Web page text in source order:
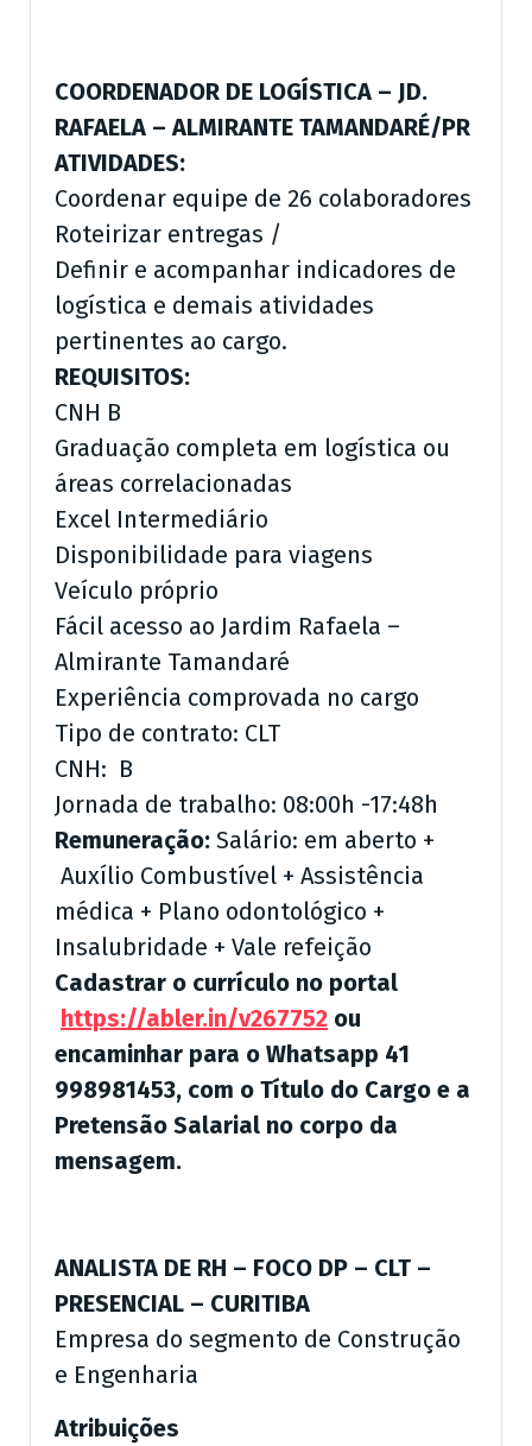
COORDENADOR DE LOGÍSTICA – JD.
RAFAELA – ALMIRANTE TAMANDARÉ/PR
ATIVIDADES:
Coordenar equipe de 26 colaboradores
Roteirizar entregas /
Definir e acompanhar indicadores de
logística e demais atividades
pertinentes ao cargo.
REQUISITOS:
CNH B
Graduação completa em logística ou
áreas correlacionadas
Excel Intermediário
Disponibilidade para viagens
Veículo próprio
Fácil acesso ao Jardim Rafaela –
Almirante Tamandaré
Experiência comprovada no cargo
Tipo de contrato: CLT
CNH: B
Jornada de trabalho: 08:00h -17:48h
Remuneração: Salário: em aberto +
Auxílio Combustível + Assistência
médica + Plano odontológico +
Insalubridade + Vale refeição
Cadastrar o currículo no portal
https://abler.in/v267752 ou
encaminhar para o Whatsapp 41
998981453, com o Título do Cargo e a
Pretensão Salarial no corpo da
mensagem.
ANALISTA DE RH – FOCO DP – CLT –
PRESENCIAL – CURITIBA
Empresa do segmento de Construção
e Engenharia
Atribuições